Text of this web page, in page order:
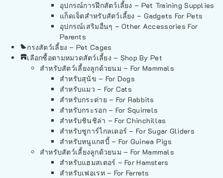
อุปกรณ์การฝึกสัตว์เลี้ยง – Pet Training Supplies
แก็ดเจ็ตสำหรับสัตว์เลี้ยง – Gadgets For Pets
อุปกรณ์เสริมอื่นๆ – Other Accessories For
Parents
กรงสัตว์เลี้ยง – Pet Cages
เลือกซื้อตามหมวดสัตว์เลี้ยง – Shop By Pet
สำหรับสัตว์เลี้ยงลูกด้วยนม – For Mammals
สำหรับสุนัข – For Dogs
สำหรับแมว – For Cats
สำหรับกระต่าย – For Rabbits
สำหรับกระรอก – For Squirrels
สำหรับชินชิล่า – For Chinchillas
สำหรับชูการ์ไกลเดอร์ – For Sugar Gliders
สำหรับหนูแกสบี้ – For Guinea Pigs
สำหรับสัตว์เลี้ยงลูกด้วยนม – For Mammals
สำหรับแฮมสเตอร์ – For Hamsters
สำหรับเฟอเรท – For Ferrets